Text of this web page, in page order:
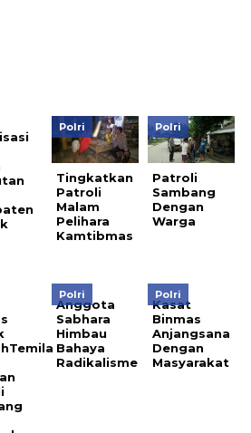
Polri
Tingkatkan
Patroli
Malam
Pelihara
Kamtibmas
Polri
Patroli
Sambang
Dengan
Warga
Polri
Anggota
Sabhara
Himbau
Bahaya
Radikalisme
Polri
Kasat
Binmas
Anjangsana
Dengan
Masyarakat